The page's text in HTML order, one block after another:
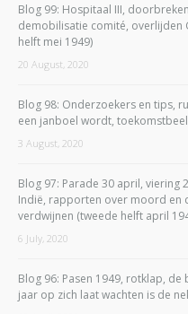
Blog 99: Hospitaal III,
demobilisatie comité, overlijden
helft mei 1949)
20 August, 2020
Blog 98: Onderzoekers en tips,
een janboel wordt,
3 August, 2020
Blog 97: Parade 30 april, viering
Indië, rapporten over moord en
verdwijnen (tweede helft april
6 July, 2020
Blog 96: Pasen 1949, rotklap,
jaar op zich laat wachten is de